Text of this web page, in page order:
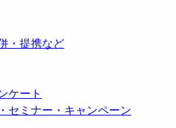
・提携など
ケート
セミナー・キャンペーン